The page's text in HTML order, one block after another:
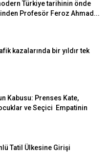
Türkiye tarihinin önde
Profesör Feroz Ahmad...
kazalarında bir yıldır tek
Kabusu: Prenses Kate,
ve Seçici Empatinin
Tatil Ülkesine Girişi